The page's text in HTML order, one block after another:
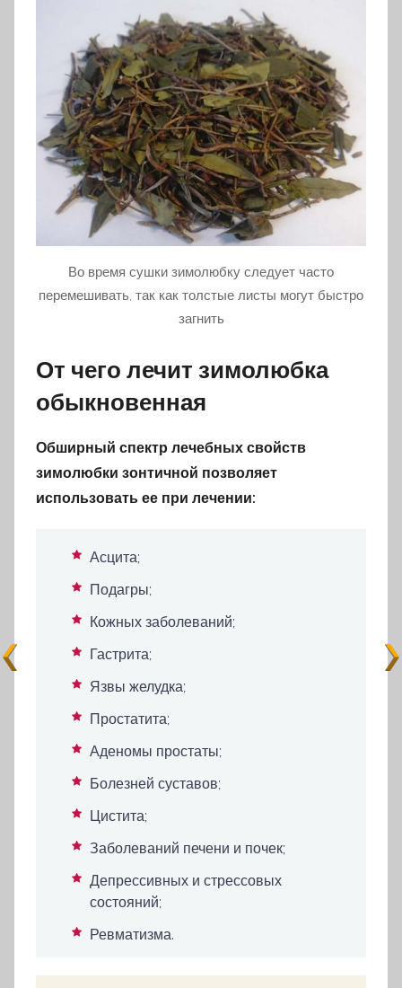
Во время сушки зимолюбку следует часто
перемешивать, так как толстые листы могут быстро
загнить
От чего лечит зимолюбка
обыкновенная
Обширный спектр лечебных свойств
зимолюбки зонтичной позволяет
использовать ее при лечении:
Асцита;
Подагры;
Кожных заболеваний;
Гастрита;
Язвы желудка;
Простатита;
Аденомы простаты;
Болезней суставов;
Цистита;
Заболеваний печени и почек;
Депрессивных и стрессовых
состояний;
Ревматизма.